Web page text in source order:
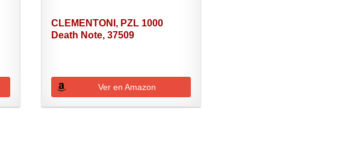
CLEMENTONI, PZL 1000
Death Note, 37509
Ver en Amazon